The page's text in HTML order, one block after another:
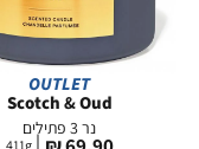
OUTLET
Scotch & Oud
נר 3 פתילים
411g